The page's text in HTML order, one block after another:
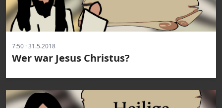
7:50 · 31.5.2018
Wer war Jesus Christus?